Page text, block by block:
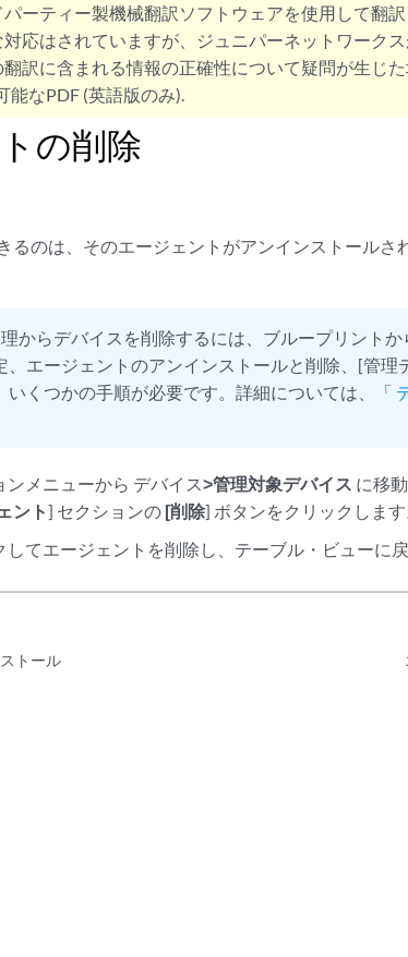
ーティー製機械翻訳ソフトウェアを使用して翻
応はされていますが、ジュニパーネットワーク
訳に含まれる情報の正確性について疑問が生じ
能なPDF (英語版のみ).
の削除
るのは、そのエージェントがアンインストールさ
からデバイスを削除するには、ブループリント
、エージェントのアンインストールと削除、[管理
いくつかの手順が必要です。詳細については、「
ンメニューから デバイス>管理対象デバイス に移
ント] セクションの [削除] ボタンをクリックします
してエージェントを削除し、テーブル・ビューに戻
トール